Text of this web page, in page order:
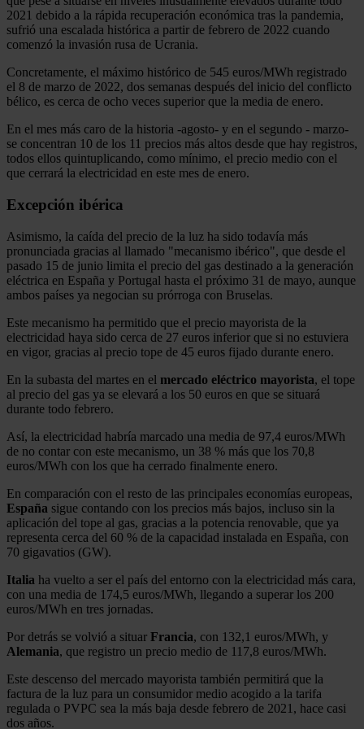
2021 debido a la rápida recuperación económica tras la pandemia,
sufrió una escalada histórica a partir de febrero de 2022 cuando
comenzó la invasión rusa de Ucrania.
Concretamente, el máximo histórico de 545 euros/MWh registrado
el 8 de marzo de 2022, dos semanas después del inicio del conflicto
bélico, es cerca de ocho veces superior que la media de enero.
En el mes más caro de la historia -agosto- y en el segundo - marzo-
se concentran 10 de los 11 precios más altos desde que hay registros,
todos ellos quintuplicando, como mínimo, el precio medio con el
que cerrará la electricidad en este mes de enero.
Excepción ibérica
Asimismo, la caída del precio de la luz ha sido todavía más
pronunciada gracias al llamado "mecanismo ibérico", que desde el
pasado 15 de junio limita el precio del gas destinado a la generación
eléctrica en España y Portugal hasta el próximo 31 de mayo, aunque
ambos países ya negocian su prórroga con Bruselas.
Este mecanismo ha permitido que el precio mayorista de la
electricidad haya sido cerca de 27 euros inferior que si no estuviera
en vigor, gracias al precio tope de 45 euros fijado durante enero.
En la subasta del martes en el mercado eléctrico mayorista, el tope
al precio del gas ya se elevará a los 50 euros en que se situará
durante todo febrero.
Así, la electricidad habría marcado una media de 97,4 euros/MWh
de no contar con este mecanismo, un 38 % más que los 70,8
euros/MWh con los que ha cerrado finalmente enero.
En comparación con el resto de las principales economías europeas,
España sigue contando con los precios más bajos, incluso sin la
aplicación del tope al gas, gracias a la potencia renovable, que ya
representa cerca del 60 % de la capacidad instalada en España, con
70 gigavatios (GW).
Italia ha vuelto a ser el país del entorno con la electricidad más cara,
con una media de 174,5 euros/MWh, llegando a superar los 200
euros/MWh en tres jornadas.
Por detrás se volvió a situar Francia, con 132,1 euros/MWh, y
Alemania, que registro un precio medio de 117,8 euros/MWh.
Este descenso del mercado mayorista también permitirá que la
factura de la luz para un consumidor medio acogido a la tarifa
regulada o PVPC sea la más baja desde febrero de 2021, hace casi
dos años.